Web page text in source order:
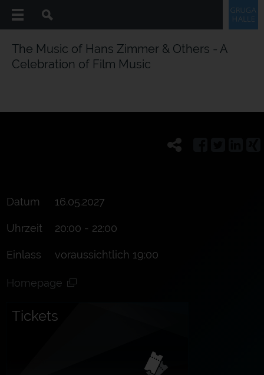
The Music of Hans Zimmer & Others - A
Celebration of Film Music
Datum 16.05.2027
Uhrzeit 20:00 - 22:00
Einlass voraussichtlich 19:00
Homepage
Tickets